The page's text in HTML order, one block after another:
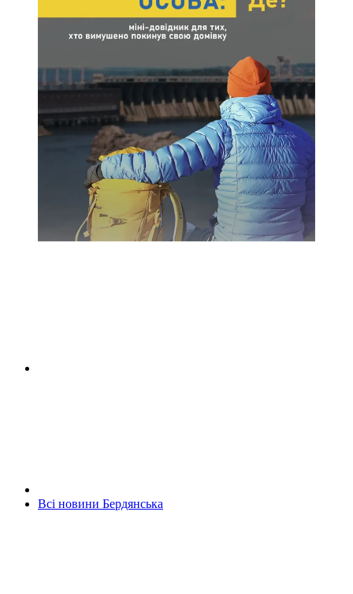
Всі новини Бердянська